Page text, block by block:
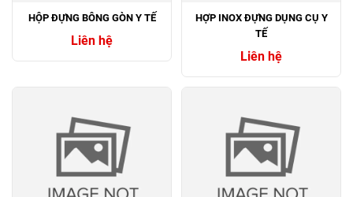
HỘP ĐỰNG BÔNG GÒN Y TẾ
Liên hệ
HỢP INOX ĐỰNG DỤNG CỤ Y
TẾ
Liên hệ